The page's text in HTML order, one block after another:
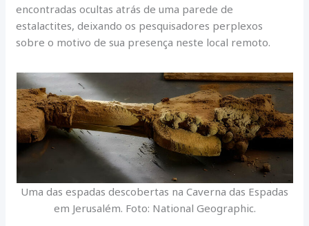
encontradas ocultas atrás de uma parede de
estalactites, deixando os pesquisadores perplexos
sobre o motivo de sua presença neste local remoto.
Uma das espadas descobertas na Caverna das Espadas
em Jerusalém. Foto: National Geographic.